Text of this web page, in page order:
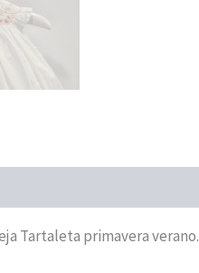
Tartaleta primavera verano.